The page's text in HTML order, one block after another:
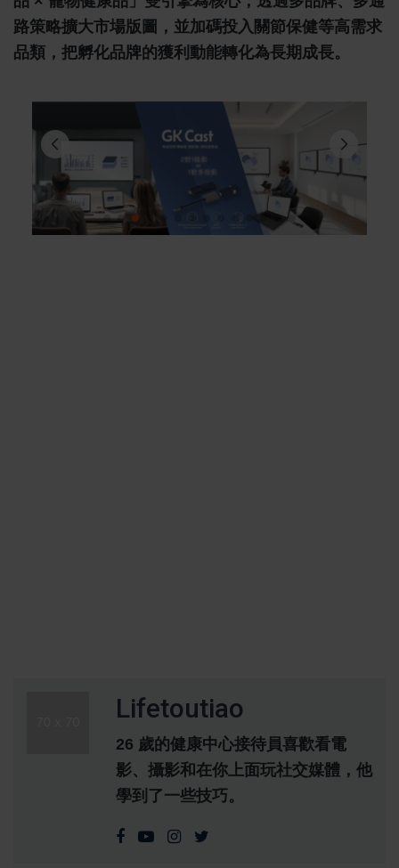
路策略擴大市場版圖，並加碼投入關節保健等高需求
品類，把孵化品牌的獲利動能轉化為長期成長。
Lifetoutiao
26 歲的健康中心接待員喜歡看電
影、攝影和在你上面玩社交媒體，他
學到了一些技巧。